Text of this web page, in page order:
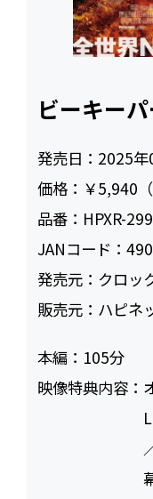
ビーキー
発売日： 2025年
価格： ￥5,940
品番： HPXR-
JANコード：
発売元： クロッ
販売元： ハピネ
本編： 105
映像特典内容：